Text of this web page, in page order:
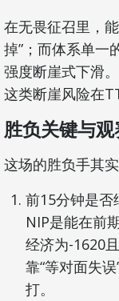
在无畏征召里，
掉”；而体系单一
强度断崖式下滑
这类断崖风险在
胜负关键与
这场的胜负手其
前15分钟是否
NIP是能在前
经济为-1620
靠“等对面失
打。